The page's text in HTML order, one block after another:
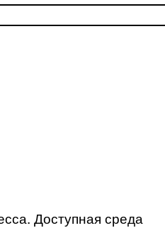
Доступная среда